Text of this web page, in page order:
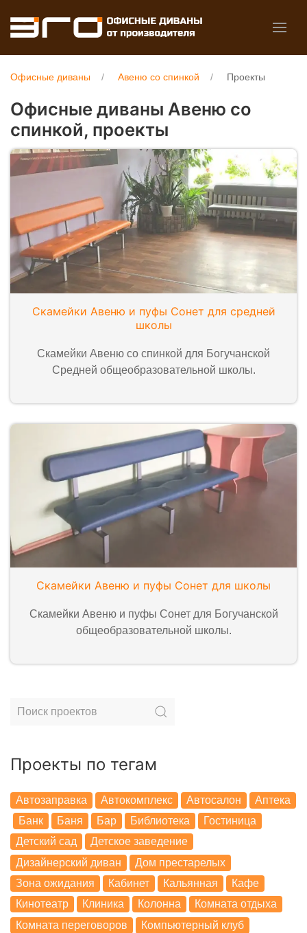
Офисные диваны Авеню со спинкой Проекты
Офисные диваны Авеню со
спинкой, проекты
Скамейки Авеню и пуфы Сонет для средней
школы
Скамейки Авеню со спинкой для Богучанской
Средней общеобразовательной школы.
Скамейки Авеню и пуфы Сонет для школы
Скамейки Авеню и пуфы Сонет для Богучанской
общеобразовательной школы.
Проекты по тегам
Автозаправка Автокомплекс Автосалон
Аптека
Банк
Баня Бар Библиотека
Гостиница
Детский сад
Детское заведение
Дизайнерский диван
Дом престарелых
Зона ожидания
Кабинет Кальянная
Кафе
Кинотеатр
Клиника Колонна
Комната отдыха
Комната переговоров
Компьютерный клуб